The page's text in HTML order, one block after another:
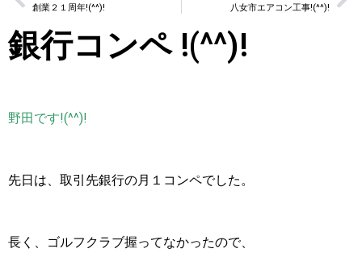
創業２１周年!(^^)! 八女市エアコン工事!(^^)!
銀行コンペ !(^^)!
野田です!(^^)!
先日は、取引先銀行の月１コンペでした。
長く、ゴルフクラブ握ってなかったので、